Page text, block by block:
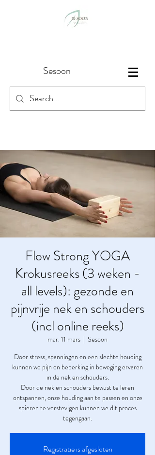
Sesoon
Flow Strong YOGA
Krokusreeks (3 weken -
all levels): gezonde en
pijnvrije nek en schouders
(incl online reeks)
mar. 11 mars
  |
Sesoon
Door stress, spanningen en een slechte houding
kunnen we pijn en beperking in beweging ervaren
in de nek en schouders.
Door de nek en schouders bewust te leren
ontspannen, onze houding aan te passen en onze
spieren te verstevigen kunnen we dit proces
tegengaan.
Registratie is afgesloten